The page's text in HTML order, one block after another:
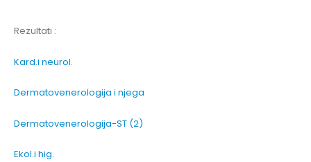
Rezultati :
Kard.i neurol.
Dermatovenerologija i njega
Dermatovenerologija-ST (2)
Ekol.i hig.